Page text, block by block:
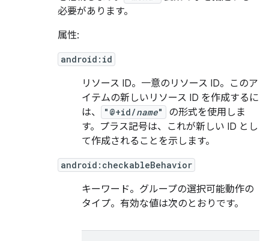
必要があります。
属性:
android:id
リソース ID。一意のリソース ID。このア
イテムの新しいリソース ID を作成するに
は、
"@+id/name"
の形式を使用しま
す。プラス記号は、これが新しい ID とし
て作成されることを示します。
android:checkableBehavior
キーワード。グループの選択可能動作の
タイプ。有効な値は次のとおりです。